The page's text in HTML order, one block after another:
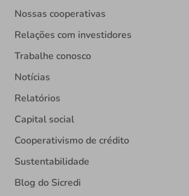
Nossas cooperativas
Relações com investidores
Trabalhe conosco
Notícias
Relatórios
Capital social
Cooperativismo de crédito
Sustentabilidade
Blog do Sicredi